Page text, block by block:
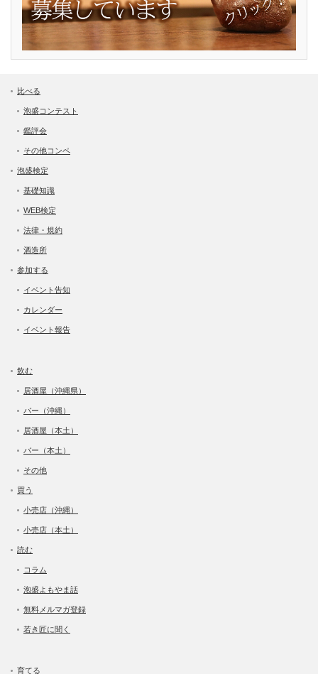
比べる
泡盛コンテスト
鑑評会
その他コンペ
泡盛検定
基礎知識
WEB検定
法律・規約
酒造所
参加する
イベント告知
カレンダー
イベント報告
飲む
居酒屋（沖縄県）
バー（沖縄）
居酒屋（本土）
バー（本土）
その他
買う
小売店（沖縄）
小売店（本土）
読む
コラム
泡盛よもやま話
無料メルマガ登録
若き匠に聞く
育てる